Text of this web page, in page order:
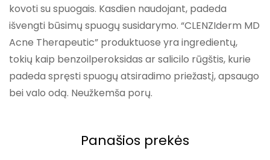
kovoti su spuogais. Kasdien naudojant, padeda
išvengti būsimų spuogų susidarymo. “CLENZIderm MD
Acne Therapeutic” produktuose yra ingredientų,
tokių kaip benzoilperoksidas ar salicilo rūgštis, kurie
padeda spręsti spuogų atsiradimo priežastį, apsaugo
bei valo odą. Neužkemša porų.
Panašios prekės